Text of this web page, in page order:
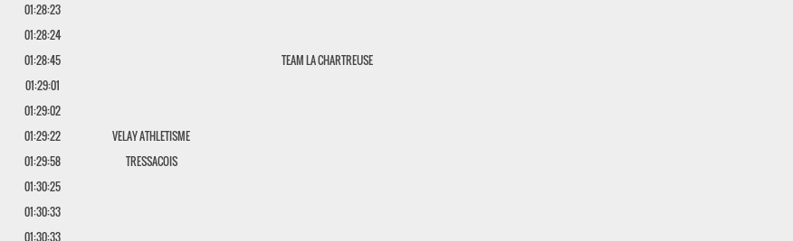
01:28:23
01:28:24
01:28:45
TEAM LA CHARTREUSE
01:29:01
01:29:02
01:29:22
VELAY ATHLETISME
01:29:58
TRESSACOIS
01:30:25
01:30:33
01:30:33